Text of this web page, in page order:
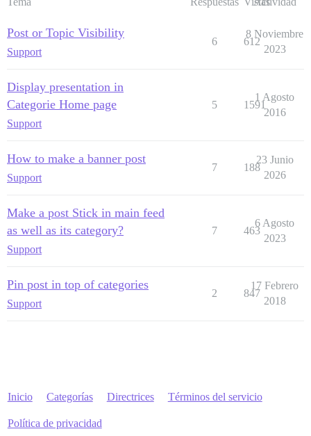
Post or Topic Visibility
Support
6 612
8 Noviembre
2023
Display presentation in
Categorie Home page
Support
5 1591
1 Agosto
2016
How to make a banner post
Support
7 188
23 Junio
2026
Make a post Stick in main feed
as well as its category?
Support
7 463
6 Agosto
2023
Pin post in top of categories
Support
2 847
17 Febrero
2018
Inicio Categorías Directrices Términos del servicio
Política de privacidad